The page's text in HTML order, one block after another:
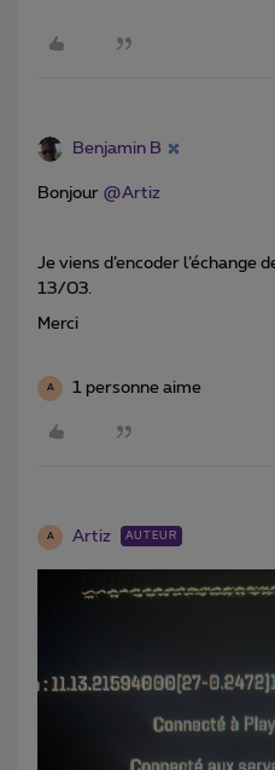
Benjamin B
Bonjour ​ @Artiz
Je viens d’encoder l’échange
13/03.
Merci
A 1 personne aime
A Artiz AUTEUR